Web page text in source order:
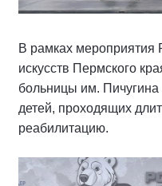
В рамках мероприятия
искусств Пермского
больницы им. Пичугина
детей, проходящих
реабилитацию.